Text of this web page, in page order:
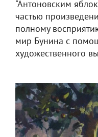
"Антоновским
частью
полному
мир Бунина с
художественного